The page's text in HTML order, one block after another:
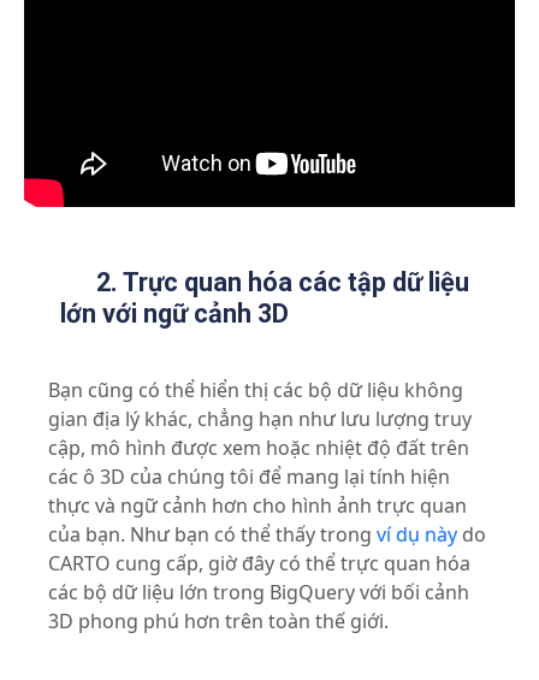
2. Trực quan hóa các tập dữ liệu
lớn với ngữ cảnh 3D
Bạn cũng có thể hiển thị các bộ dữ liệu không
gian địa lý khác, chẳng hạn như lưu lượng truy
cập, mô hình được xem hoặc nhiệt độ đất trên
các ô 3D của chúng tôi để mang lại tính hiện
thực và ngữ cảnh hơn cho hình ảnh trực quan
của bạn. Như bạn có thể thấy trongví dụ này do
CARTO cung cấp, giờ đây có thể trực quan hóa
các bộ dữ liệu lớn trong BigQuery với bối cảnh
3D phong phú hơn trên toàn thế giới.